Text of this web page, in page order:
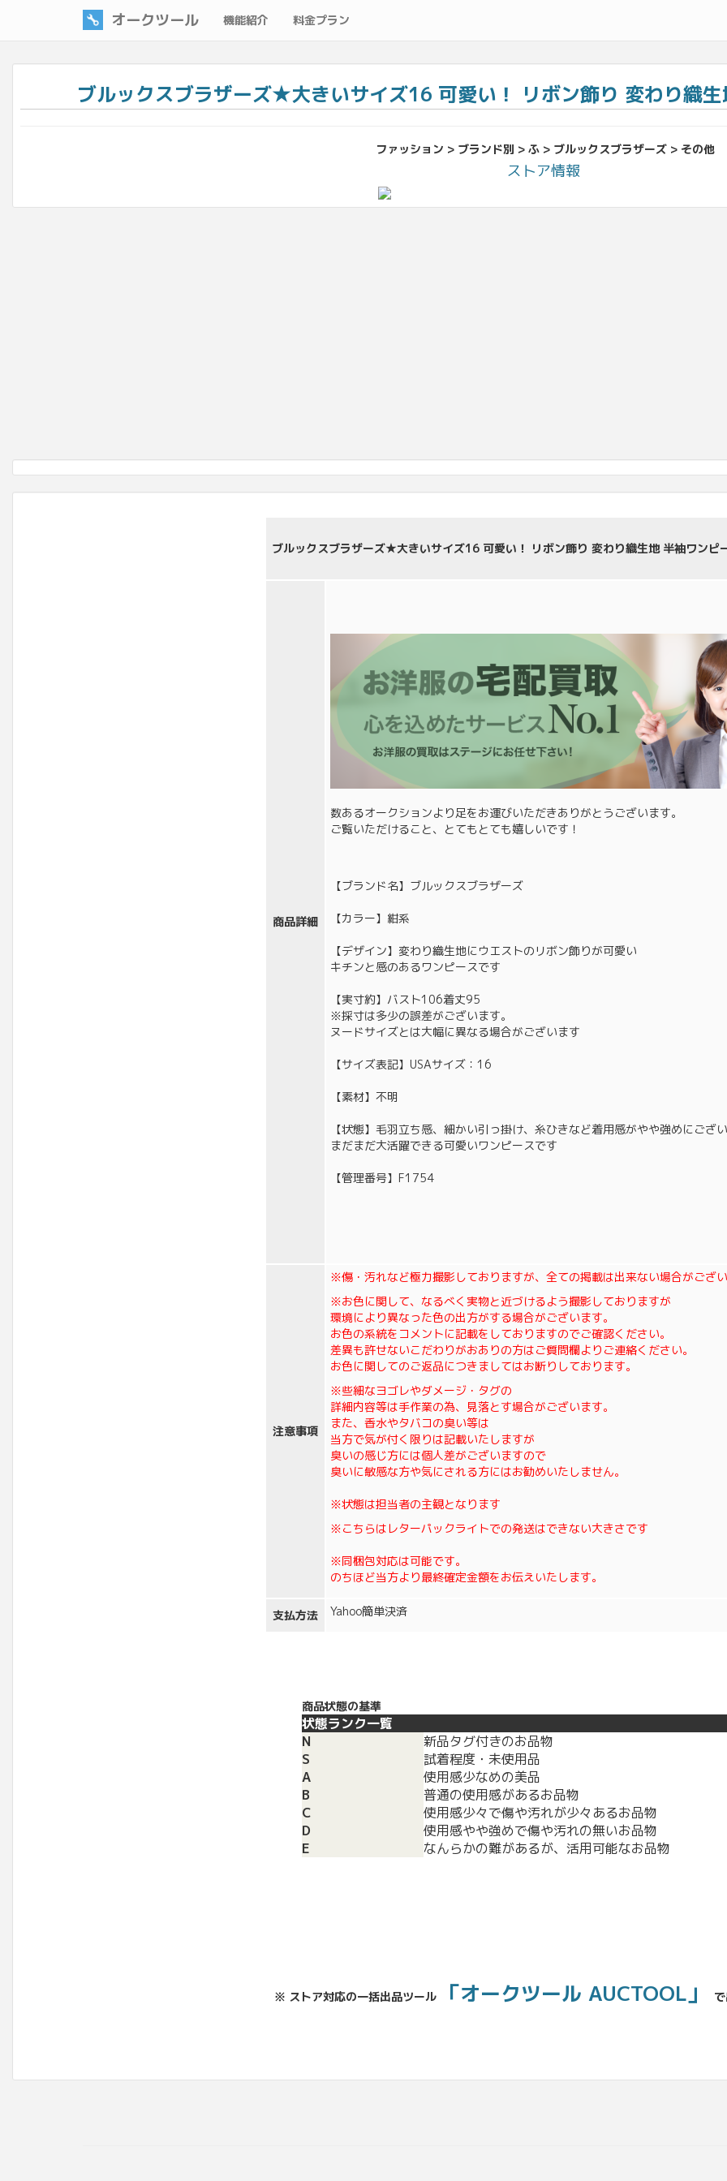
オークツール 機能紹介 料金プラン
ブルックスブラザーズ★大きいサイズ16 可愛い！ リボン飾り 変わり織
ファッション > ブランド別 > ふ > ブルックスブラザーズ > その他
ストア情報
ブルックスブラザーズ★大きいサイズ16 可愛い！ リボン飾り 変わり織生地 半袖ワンピ
商品詳細
数あるオークションより足をお運びいただきありがとうございます。
ご覧いただけること、とてもとても嬉しいです！
【ブランド名】ブルックスブラザーズ
【カラー】紺系
【デザイン】変わり織生地にウエストのリボン飾りが可愛い
キチンと感のあるワンピースです
【実寸約】バスト106着丈95
※採寸は多少の誤差がございます。
ヌードサイズとは大幅に異なる場合がございます
【サイズ表記】USAサイズ：16
【素材】不明
【状態】毛羽立ち感、細かい引っ掛け、糸ひきなど着用感がやや強めにござ
まだまだ大活躍できる可愛いワンピースです
【管理番号】F1754
注意事項
※傷・汚れなど極力撮影しておりますが、全ての掲載は出来ない場合がござい
※お色に関して、なるべく実物と近づけるよう撮影しておりますが
環境により異なった色の出方がする場合がございます。
お色の系統をコメントに記載をしておりますのでご確認ください。
差異も許せないこだわりがおありの方はご質問欄よりご連絡ください。
お色に関してのご返品につきましてはお断りしております。
※些細なヨゴレやダメージ・タグの
詳細内容等は手作業の為、見落とす場合がございます。
また、香水やタバコの臭い等は
当方で気が付く限りは記載いたしますが
臭いの感じ方には個人差がございますので
臭いに敏感な方や気にされる方にはお勧めいたしません。
※状態は担当者の主観となります
※こちらはレターパックライトでの発送はできない大きさです
※同梱包対応は可能です。
のちほど当方より最終確定金額をお伝えいたします。
支払方法 Yahoo簡単決済
商品状態の基準
状態ランク一覧
N
新品タグ付きのお品物
S
試着程度・未使用品
A
使用感少なめの美品
B
普通の使用感があるお品物
C
使用感少々で傷や汚れが少々あるお品物
D
使用感やや強めで傷や汚れの無いお品物
E
なんらかの難があるが、活用可能なお品物
※ ストア対応の一括出品ツール 「オークツール AUCTOOL」